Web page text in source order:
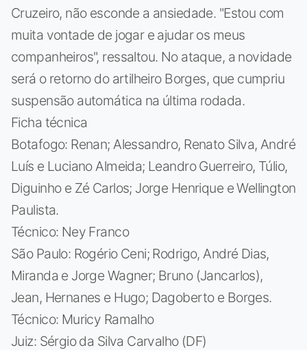
Cruzeiro, não esconde a ansiedade. "Estou com
muita vontade de jogar e ajudar os meus
companheiros", ressaltou. No ataque, a novidade
será o retorno do artilheiro Borges, que cumpriu
suspensão automática na última rodada.
Ficha técnica
Botafogo: Renan; Alessandro, Renato Silva, André
Luís e Luciano Almeida; Leandro Guerreiro, Túlio,
Diguinho e Zé Carlos; Jorge Henrique e Wellington
Paulista.
Técnico: Ney Franco
São Paulo: Rogério Ceni; Rodrigo, André Dias,
Miranda e Jorge Wagner; Bruno (Jancarlos),
Jean, Hernanes e Hugo; Dagoberto e Borges.
Técnico: Muricy Ramalho
Juiz: Sérgio da Silva Carvalho (DF)